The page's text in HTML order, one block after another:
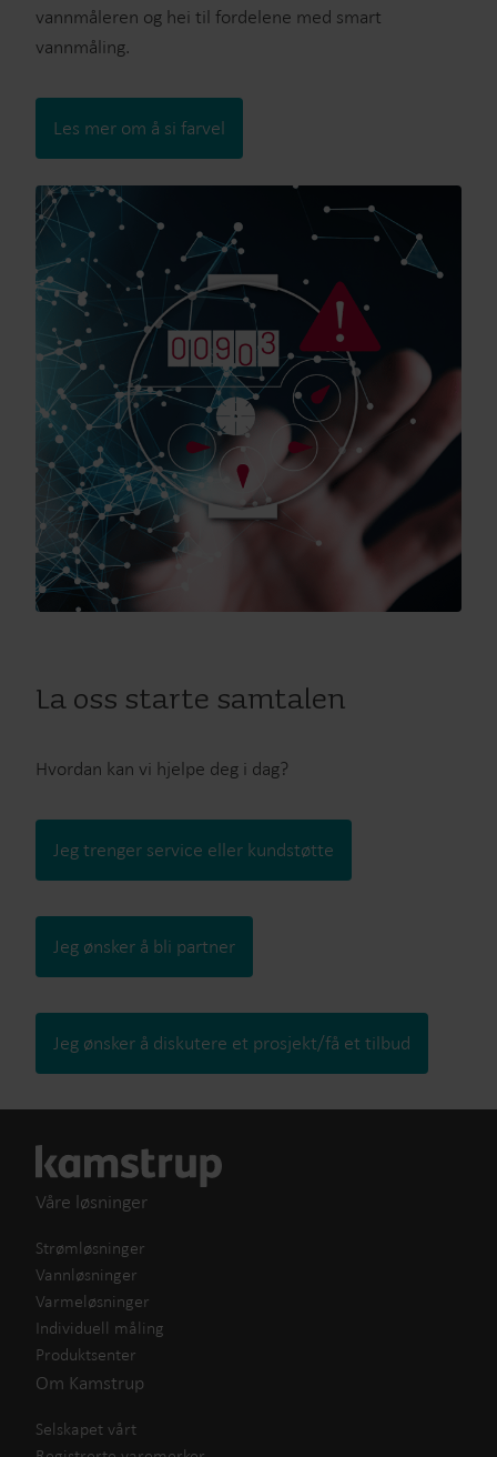
vannmåleren og hei til fordelene med smart
vannmåling.
Les mer om å si farvel
La oss starte samtalen
Hvordan kan vi hjelpe deg i dag?
Jeg trenger service eller kundstøtte
Jeg ønsker å bli partner
Jeg ønsker å diskutere et prosjekt/få et tilbud
Våre løsninger
Strømløsninger
Vannløsninger
Varmeløsninger
Individuell måling
Produktsenter
Om Kamstrup
Selskapet vårt